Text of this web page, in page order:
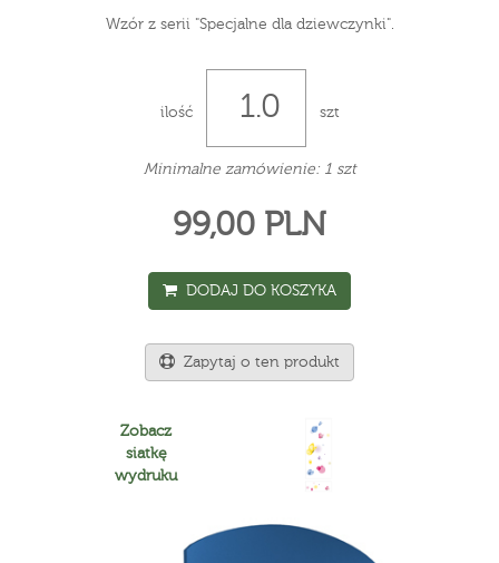
Wzór z serii "Specjalne dla dziewczynki".
ilość szt
Minimalne zamówienie: 1 szt
99,00 PLN
DODAJ DO KOSZYKA
Zapytaj o ten produkt
Zobacz
siatkę
wydruku